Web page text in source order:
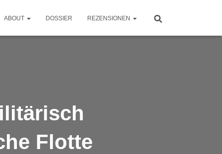
ABOUT DOSSIER REZENSIONEN
Flotte